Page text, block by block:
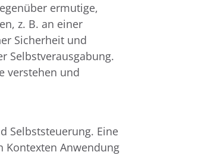
ermutige,
z. B. an einer
Sicherheit und
Selbstverausgabung.
verstehen und
Selbststeuerung. Eine
Kontexten Anwendung